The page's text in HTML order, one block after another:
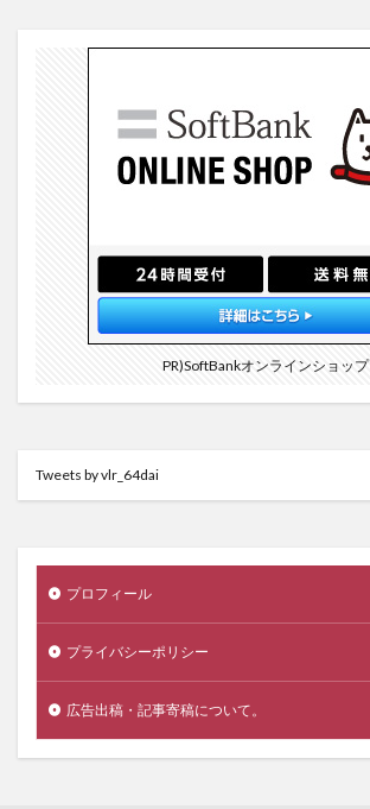
PR)SoftBankオンラインショップ
Tweets by vlr_64dai
プロフィール
プライバシーポリシー
広告出稿・記事寄稿について。